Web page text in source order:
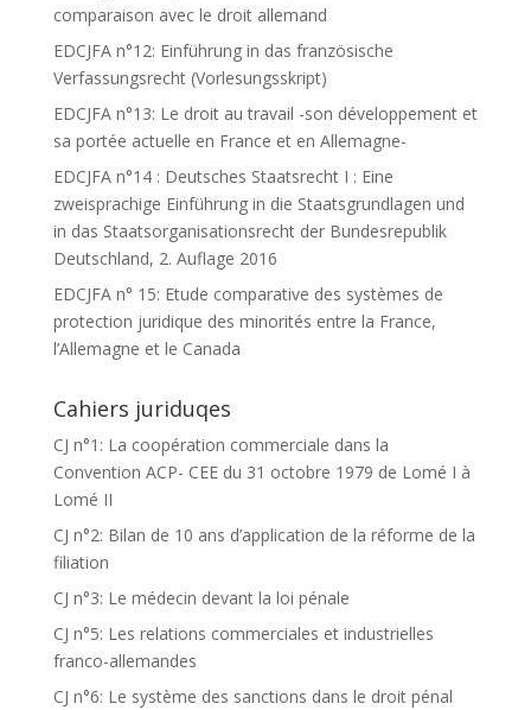
comparaison avec le droit allemand
EDCJFA n°12: Einführung in das französische
Verfassungsrecht (Vorlesungsskript)
EDCJFA n°13: Le droit au travail -son développement et
sa portée actuelle en France et en Allemagne-
EDCJFA n°14 : Deutsches Staatsrecht I : Eine
zweisprachige Einführung in die Staatsgrundlagen und
in das Staatsorganisationsrecht der Bundesrepublik
Deutschland, 2. Auflage 2016
EDCJFA n° 15: Etude comparative des systèmes de
protection juridique des minorités entre la France,
l’Allemagne et le Canada
Cahiers juriduqes
CJ n°1: La coopération commerciale dans la
Convention ACP- CEE du 31 octobre 1979 de Lomé I à
Lomé II
CJ n°2: Bilan de 10 ans d’application de la réforme de la
filiation
CJ n°3: Le médecin devant la loi pénale
CJ n°5: Les relations commerciales et industrielles
franco-allemandes
CJ n°6: Le système des sanctions dans le droit pénal